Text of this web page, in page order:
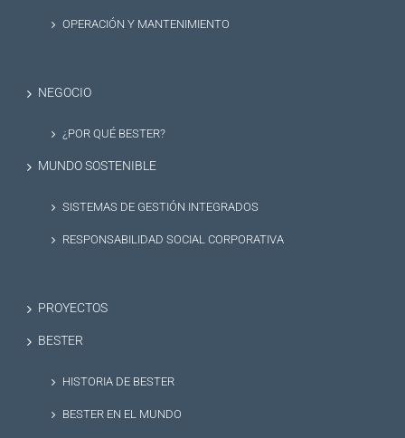
OPERACIÓN Y MANTENIMIENTO
NEGOCIO
¿POR QUÉ BESTER?
MUNDO SOSTENIBLE
SISTEMAS DE GESTIÓN INTEGRADOS
RESPONSABILIDAD SOCIAL CORPORATIVA
PROYECTOS
BESTER
HISTORIA DE BESTER
BESTER EN EL MUNDO